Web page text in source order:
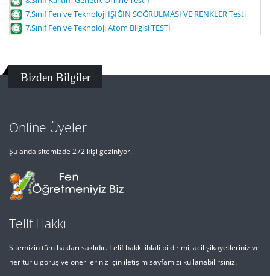
7.Sınıf Fen ve Teknoloji IŞIĞIN SOĞRULMASI VE RENKLER Testi
7.Sınıf Fen ve Teknoloji Atom Bilgisi TESTİ
Bizden Bilgiler
Online Üyeler
Şu anda sitemizde 272 kişi geziniyor.
Telif Hakkı
Sitemizin tüm hakları saklıdır. Telif hakkı ihlali bildirimi, acil şikayetleriniz ve
her türlü görüş ve önerileriniz için iletişim sayfamızı kullanabilirsiniz.